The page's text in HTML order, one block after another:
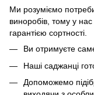
Ми розуміємо потреби
виноробів, тому у
гарантією сортності.
Ви отримуєте
Наші саджанці
Допоможемо